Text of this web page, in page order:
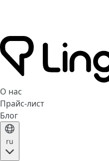
О нас
Прайс-лист
Блог
ru